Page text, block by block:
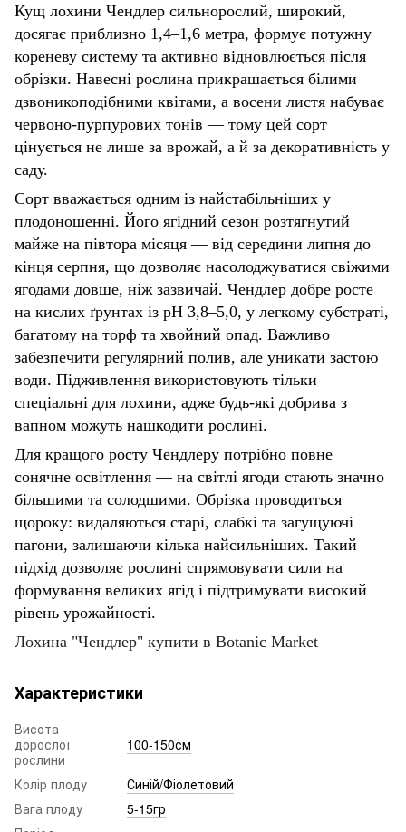
Кущ лохини Чендлер сильнорослий, широкий,
досягає приблизно 1,4–1,6 метра, формує потужну
кореневу систему та активно відновлюється після
обрізки. Навесні рослина прикрашається білими
дзвоникоподібними квітами, а восени листя набуває
червоно-пурпурових тонів — тому цей сорт
цінується не лише за врожай, а й за декоративність у
саду.
Сорт вважається одним із найстабільніших у
плодоношенні. Його ягідний сезон розтягнутий
майже на півтора місяця — від середини липня до
кінця серпня, що дозволяє насолоджуватися свіжими
ягодами довше, ніж зазвичай. Чендлер добре росте
на кислих ґрунтах із pH 3,8–5,0, у легкому субстраті,
багатому на торф та хвойний опад. Важливо
забезпечити регулярний полив, але уникати застою
води. Підживлення використовують тільки
спеціальні для лохини, адже будь-які добрива з
вапном можуть нашкодити рослині.
Для кращого росту Чендлеру потрібно повне
сонячне освітлення — на світлі ягоди стають значно
більшими та солодшими. Обрізка проводиться
щороку: видаляються старі, слабкі та загущуючі
пагони, залишаючи кілька найсильніших. Такий
підхід дозволяє рослині спрямовувати сили на
формування великих ягід і підтримувати високий
рівень урожайності.
Лохина "Чендлер" купити в Botanic Market
Характеристики
Висота
дорослої
рослини
100-150см
Колір плоду
Синій/Фіолетовий
Вага плоду
5-15гр